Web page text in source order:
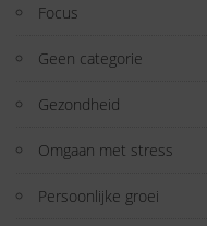
Focus
Geen categorie
Gezondheid
Omgaan met stress
Persoonlijke groei